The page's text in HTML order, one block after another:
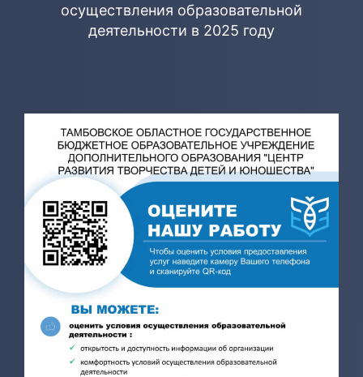
осуществления образовательной
деятельности в 2025 году